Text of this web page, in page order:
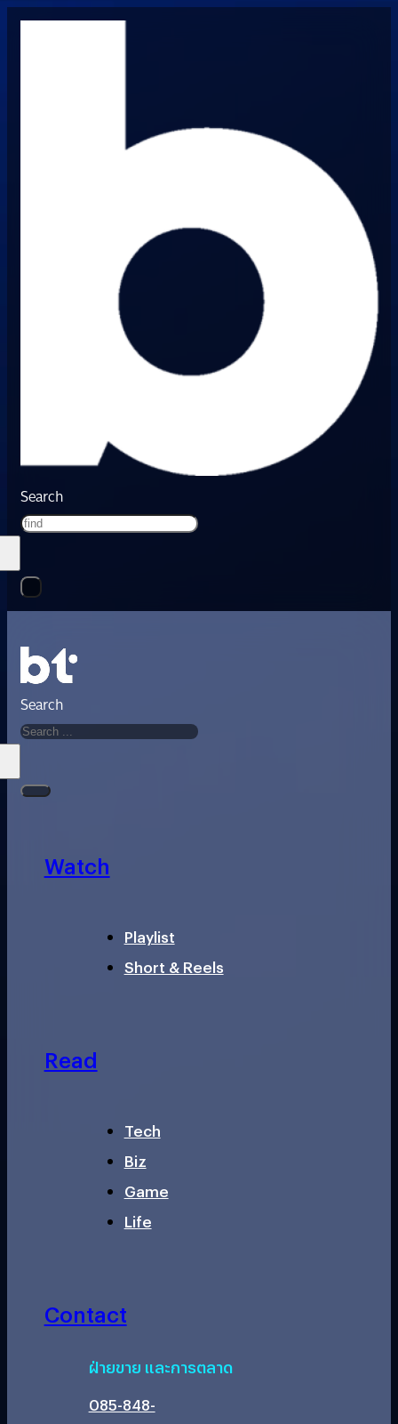
Search
Search
Watch
Playlist
Short & Reels
Read
Tech
Biz
Game
Life
Contact
ฝ่ายขาย และการตลาด
085-848-